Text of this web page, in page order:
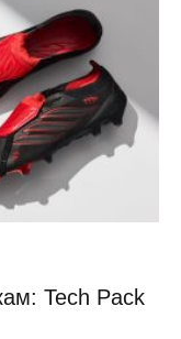
Tech Pack